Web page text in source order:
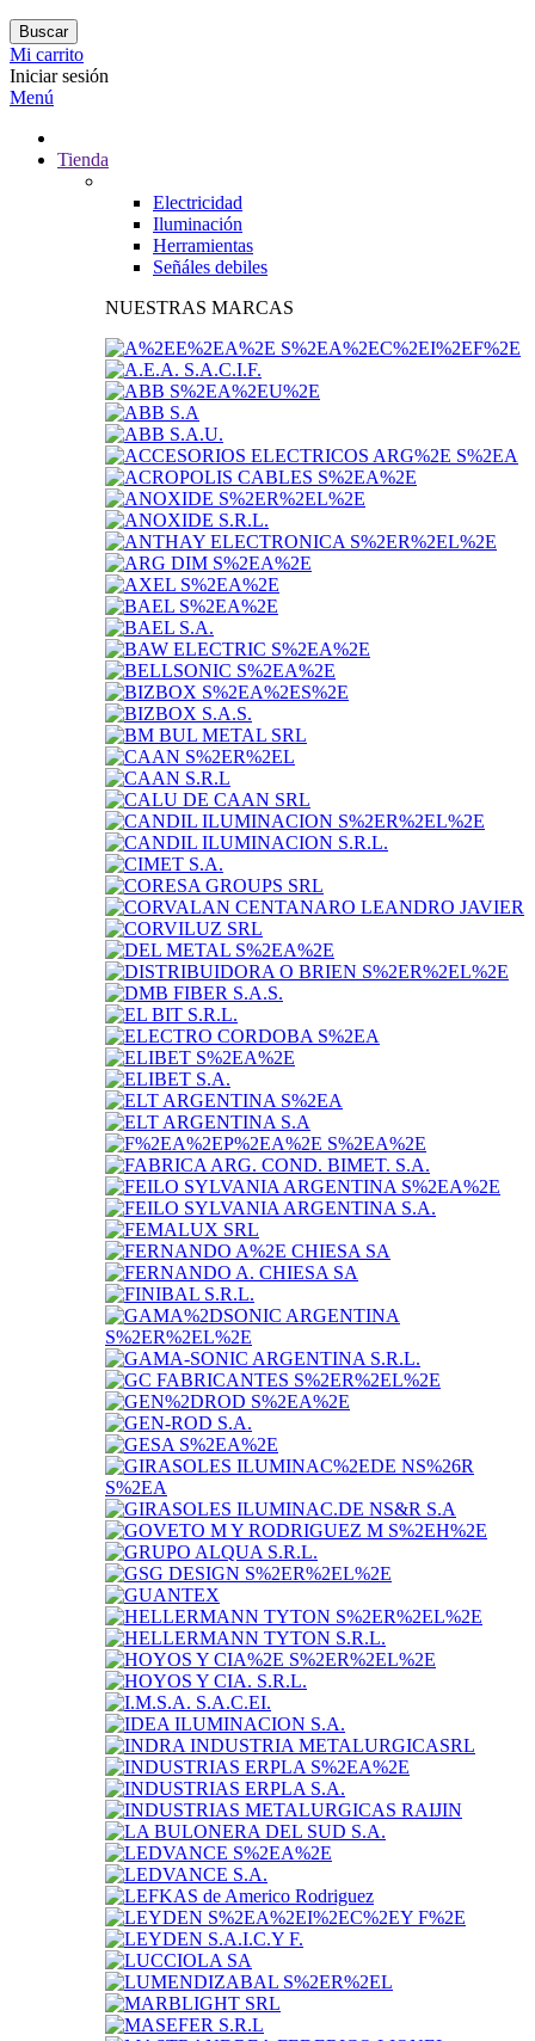
Buscar
Mi carrito
Iniciar sesión
Menú
Tienda
Electricidad
Iluminación
Herramientas
Señáles debiles
NUESTRAS MARCAS